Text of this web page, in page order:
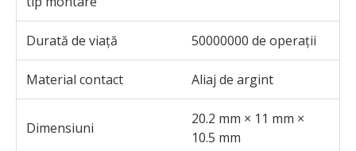
Durată de viață 50000000 de operații
Material contact Aliaj de argint
Dimensiuni
20.2 mm × 11 mm ×
10.5 mm